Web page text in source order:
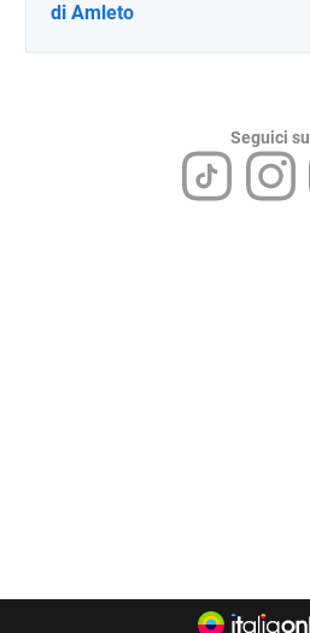
di Amleto
Seguici su